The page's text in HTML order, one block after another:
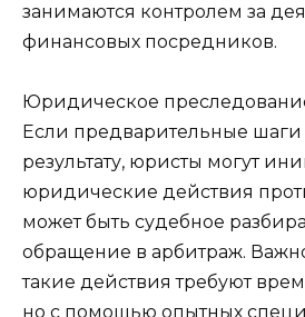
занимаются контролем за
финансовых посредников.
Юридическое
Если предварительные шаги
результату, юристы могут
юридические действия
может быть судебное
обращение в арбитраж.
такие действия требуют
но с помощью опытных